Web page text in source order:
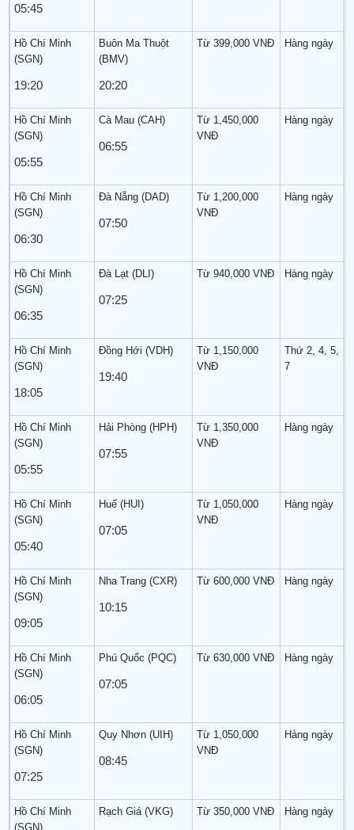
05:45
Hồ Chí Minh
(SGN)
19:20
Buôn Ma Thuột
(BMV)
20:20
Từ 399,000 VNĐ Hàng ngày
Hồ Chí Minh
(SGN)
05:55
Cà Mau (CAH)
06:55
Từ 1,450,000
VNĐ
Hàng ngày
Hồ Chí Minh
(SGN)
06:30
Đà Nẵng (DAD)
07:50
Từ 1,200,000
VNĐ
Hàng ngày
Hồ Chí Minh
(SGN)
06:35
Đà Lạt (DLI)
07:25
Từ 940,000 VNĐ Hàng ngày
Hồ Chí Minh
(SGN)
18:05
Đồng Hới (VDH)
19:40
Từ 1,150,000
VNĐ
Thứ 2, 4, 5,
7
Hồ Chí Minh
(SGN)
05:55
Hải Phòng (HPH)
07:55
Từ 1,350,000
VNĐ
Hàng ngày
Hồ Chí Minh
(SGN)
05:40
Huế (HUI)
07:05
Từ 1,050,000
VNĐ
Hàng ngày
Hồ Chí Minh
(SGN)
09:05
Nha Trang (CXR)
10:15
Từ 600,000 VNĐ Hàng ngày
Hồ Chí Minh
(SGN)
06:05
Phú Quốc (PQC)
07:05
Từ 630,000 VNĐ Hàng ngày
Hồ Chí Minh
(SGN)
07:25
Quy Nhơn (UIH)
08:45
Từ 1,050,000
VNĐ
Hàng ngày
Hồ Chí Minh
(SGN)
Rạch Giá (VKG) Từ 350,000 VNĐ Hàng ngày